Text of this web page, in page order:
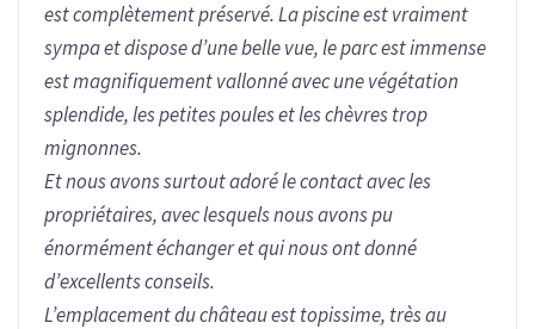
est complètement préservé. La piscine est vraiment
sympa et dispose d’une belle vue, le parc est immense
est magnifiquement vallonné avec une végétation
splendide, les petites poules et les chèvres trop
mignonnes.
Et nous avons surtout adoré le contact avec les
propriétaires, avec lesquels nous avons pu
énormément échanger et qui nous ont donné
d’excellents conseils.
L’emplacement du château est topissime, très au